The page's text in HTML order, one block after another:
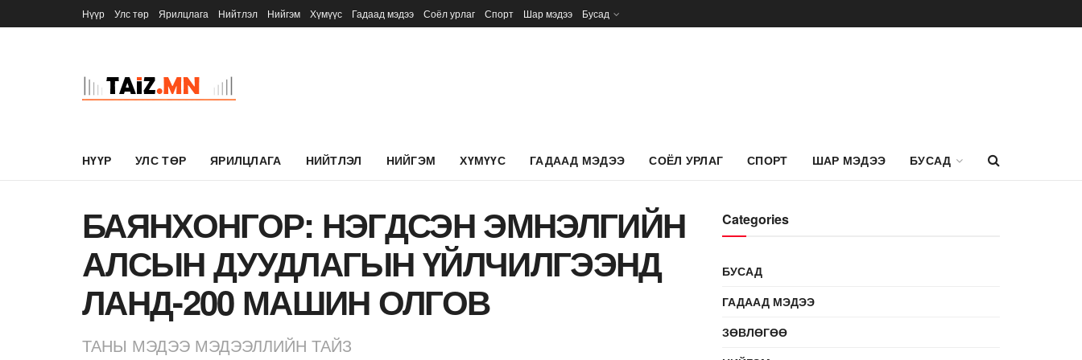
Нүүр Улс төр Ярилцлага Нийтлэл Нийгэм Хүмүүс Гадаад мэдээ Соёл урлаг Спорт Шар мэдээ Бусад
НҮҮР УЛС ТӨР ЯРИЛЦЛАГА НИЙТЛЭЛ НИЙГЭМ ХҮМҮҮС ГАДААД МЭДЭЭ СОЁЛ УРЛАГ СПОРТ ШАР МЭДЭЭ БУСАД
БАЯНХОНГОР: НЭГДСЭН ЭМНЭЛГИЙН
АЛСЫН ДУУДЛАГЫН ҮЙЛЧИЛГЭЭНД
ЛАНД-200 МАШИН ОЛГОВ
ТАНЫ МЭДЭЭ МЭДЭЭЛЛИЙН ТАЙЗ
Categories
БУСАД
ГАДААД МЭДЭЭ
ЗӨВЛӨГӨӨ